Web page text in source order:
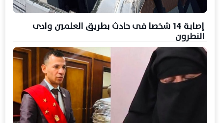
إصابة 14 شخصا فى حادث بطريق العلمين وادى
النطرون